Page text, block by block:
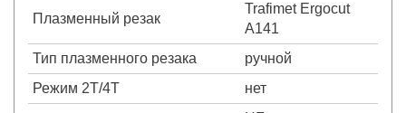
Плазменный резак
Trafimet Ergocut
A141
Тип плазменного резака
ручной
Режим 2Т/4Т
нет